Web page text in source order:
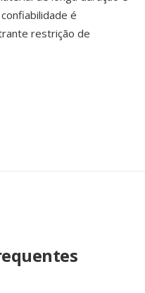
é
restrição de